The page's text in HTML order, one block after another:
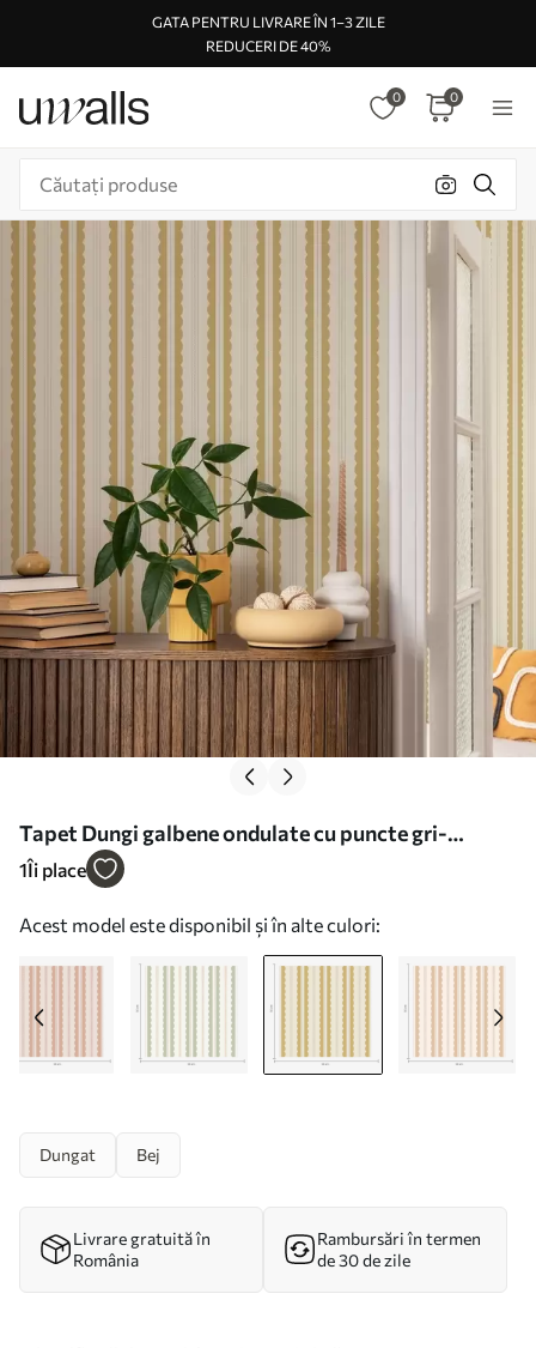
GATA PENTRU LIVRARE ÎN 1–3 ZILE
REDUCERI DE 40%
0 0
Tapet Dungi galbene ondulate cu puncte gri-
albastre Nr. a01185v4
1Îi place
Acest model este disponibil și în alte culori:
Dungat Bej
Livrare gratuită în
România
Rambursări în termen
de 30 de zile